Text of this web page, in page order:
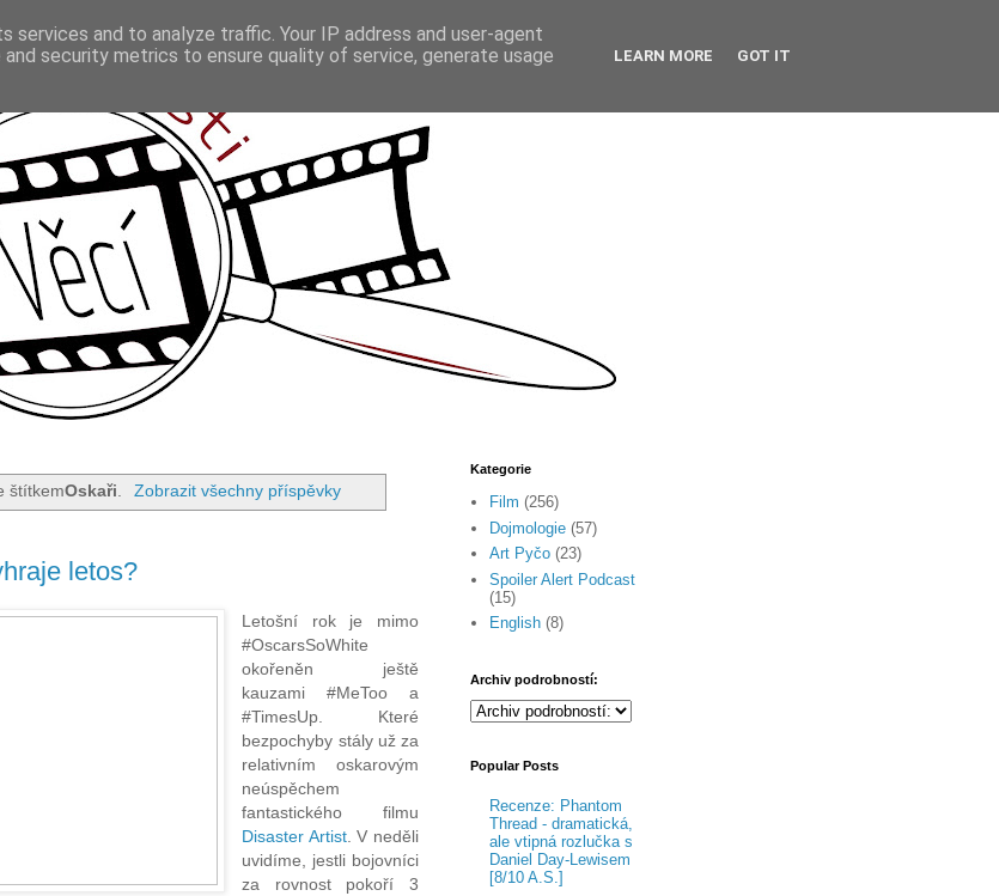
štítkemOskaři. Zobrazit všechny příspěvky
letos?
Letošní rok je mimo
#OscarsSoWhite
okořeněn ještě
kauzami #MeToo a
#TimesUp. Které
bezpochyby stály už za
relativním oskarovým
neúspěchem
fantastického filmu
Disaster Artist. V neděli
uvidíme, jestli bojovníci
za rovnost pokoří 3
Kategorie
Film (256)
Dojmologie (57)
Art Pyčo (23)
Spoiler Alert Podcast
(15)
English (8)
Archiv podrobností:
Popular Posts
Recenze: Phantom
Thread - dramatická,
ale vtipná rozlučka s
Daniel Day-Lewisem
[8/10 A.S.]
and to analyze traffic. Your IP address and user-agent
security metrics to ensure quality of service, generate usage
LEARN MORE GOT IT